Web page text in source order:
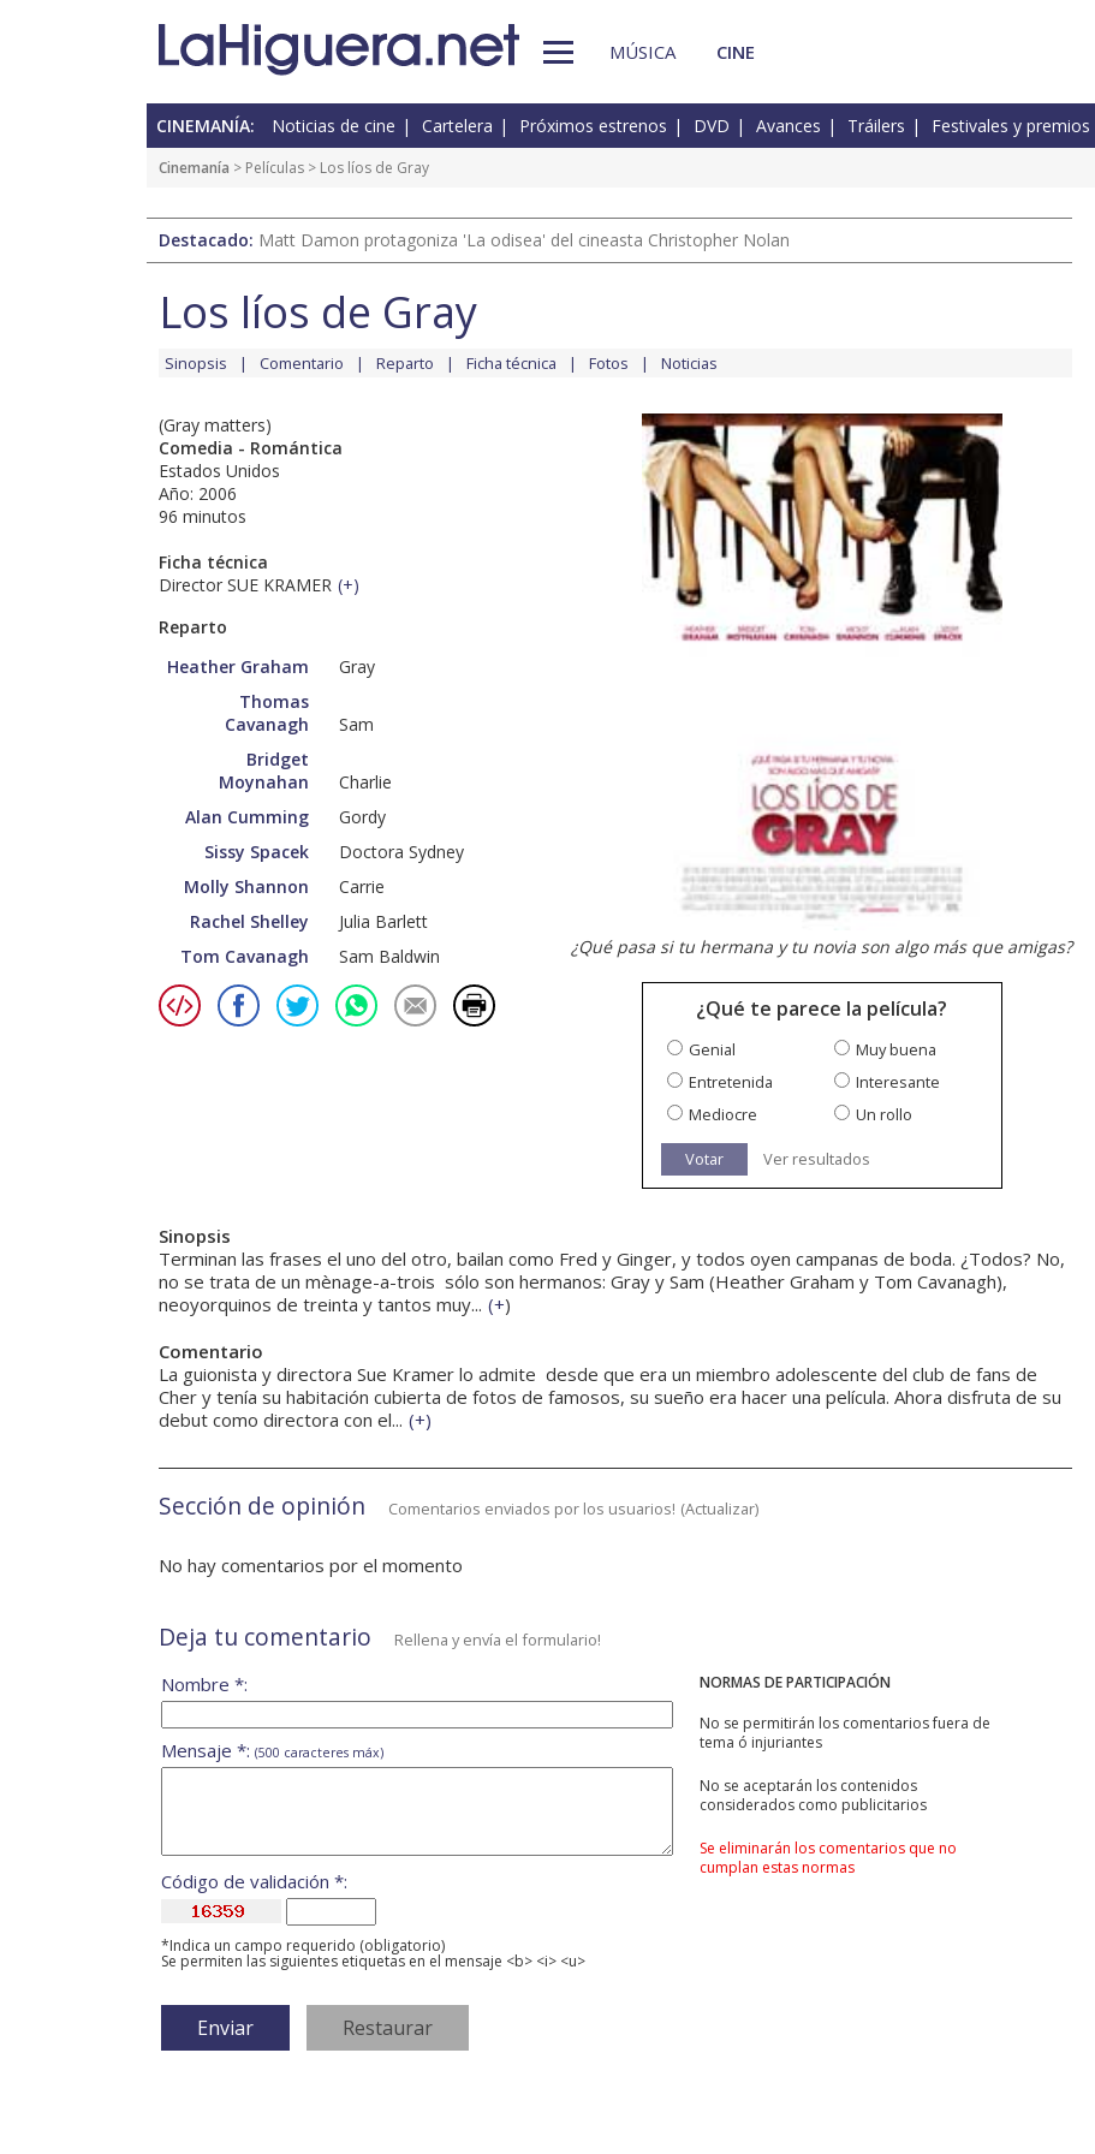
MÚSICA CINE
CINEMANÍA: Noticias de cine Cartelera Próximos estrenos DVD Avances Tráilers Festivales y premios
Cinemanía > Películas > Los líos de Gray
Destacado: Matt Damon protagoniza 'La odisea' del cineasta Christopher Nolan
Los líos de Gray
Sinopsis Comentario Reparto Ficha técnica Fotos Noticias
(Gray matters)
Comedia - Romántica
Estados Unidos
Año: 2006
96 minutos
Ficha técnica
Director SUE KRAMER (+)
Reparto
Heather Graham
Gray
Thomas
Cavanagh
Sam
Bridget
Moynahan
Charlie
Alan Cumming
Gordy
Sissy Spacek
Doctora Sydney
Molly Shannon
Carrie
Rachel Shelley
Julia Barlett
Tom Cavanagh
Sam Baldwin ¿Qué pasa si tu hermana y tu novia son algo más que amigas?
¿Qué te parece la película?
Genial
Muy buena
Entretenida
Interesante
Mediocre
Un rollo
Votar Ver resultados
Sinopsis
Terminan las frases el uno del otro, bailan como Fred y Ginger, y todos oyen campanas de boda. ¿Todos? No,
no se trata de un mènage-a-trois  sólo son hermanos: Gray y Sam (Heather Graham y Tom Cavanagh),
neoyorquinos de treinta y tantos muy... (+)
Comentario
La guionista y directora Sue Kramer lo admite  desde que era un miembro adolescente del club de fans de
Cher y tenía su habitación cubierta de fotos de famosos, su sueño era hacer una película. Ahora disfruta de su
debut como directora con el... (+)
Sección de opinión Comentarios enviados por los usuarios! (Actualizar)
No hay comentarios por el momento
Deja tu comentario Rellena y envía el formulario!
NORMAS DE PARTICIPACIÓN
No se permitirán los comentarios fuera de
tema ó injuriantes
No se aceptarán los contenidos
considerados como publicitarios
Se eliminarán los comentarios que no
cumplan estas normas
Nombre *:
Mensaje *: (500 caracteres máx)
Código de validación *:
*Indica un campo requerido (obligatorio)
Se permiten las siguientes etiquetas en el mensaje <b> <i> <u>